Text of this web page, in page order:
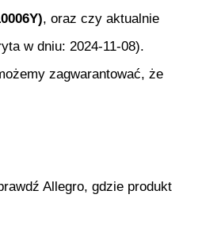
, oraz czy aktualnie
w dniu: 2024-11-08).
zagwarantować, że
Allegro, gdzie produkt